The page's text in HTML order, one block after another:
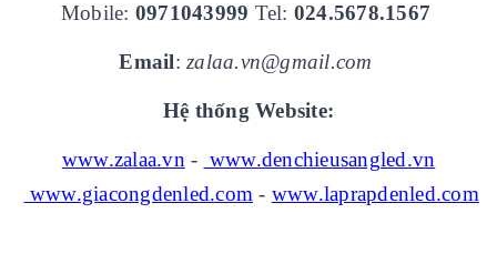
Mobile: 0971043999 Tel: 024.5678.1567
Email: zalaa.vn@gmail.com
Hệ thống Website:
www.zalaa.vn- www.denchieusangled.vn
www.giacongdenled.com - www.laprapdenled.com